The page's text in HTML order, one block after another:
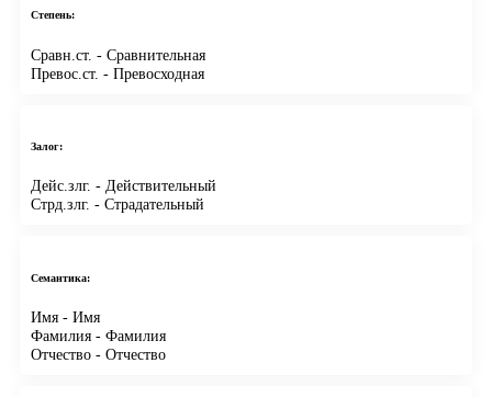
Степень:
Сравн.ст. - Сравнительная
Превос.ст. - Превосходная
Залог:
Дейс.злг. - Действительный
Стрд.злг. - Страдательный
Семантика:
Имя - Имя
Фамилия - Фамилия
Отчество - Отчество